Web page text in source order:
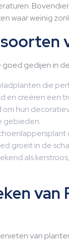
waar weinig
gedijen in
die
en creëren een
om hun
gebieden.
groeit in de
als
van
van